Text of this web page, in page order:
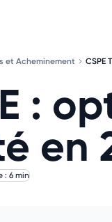
et Acheminement CSPE
:
en
: 6 min